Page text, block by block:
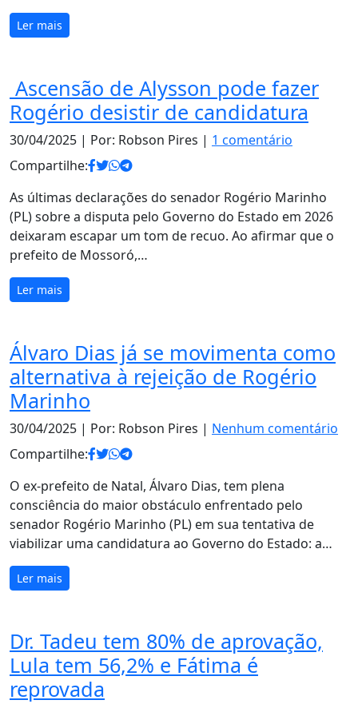
Ler mais
Ascensão de Alysson pode fazer
Rogério desistir de candidatura
30/04/2025 | Por: Robson Pires | 1 comentário
Compartilhe:
As últimas declarações do senador Rogério Marinho
(PL) sobre a disputa pelo Governo do Estado em 2026
deixaram escapar um tom de recuo. Ao afirmar que o
prefeito de Mossoró,…
Ler mais
Álvaro Dias já se movimenta como
alternativa à rejeição de Rogério
Marinho
30/04/2025 | Por: Robson Pires | Nenhum comentário
Compartilhe:
O ex-prefeito de Natal, Álvaro Dias, tem plena
consciência do maior obstáculo enfrentado pelo
senador Rogério Marinho (PL) em sua tentativa de
viabilizar uma candidatura ao Governo do Estado: a…
Ler mais
Dr. Tadeu tem 80% de aprovação,
Lula tem 56,2% e Fátima é
reprovada